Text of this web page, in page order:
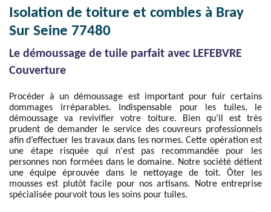
Isolation de toiture et combles à Bray
Sur Seine 77480
Le démoussage de tuile parfait avec LEFEBVRE
Couverture
Procéder à un démoussage est important pour fuir certains
dommages irréparables. Indispensable pour les tuiles, le
démoussage va revivifier votre toiture. Bien qu’il est très
prudent de demander le service des couvreurs professionnels
afin d’effectuer les travaux dans les normes. Cette opération est
une étape risquée qui n'est pas recommandée pour les
personnes non formées dans le domaine. Notre société détient
une équipe éprouvée dans le nettoyage de toit. Ôter les
mousses est plutôt facile pour nos artisans. Notre entreprise
spécialisée pourvoit tous les soins pour tuiles.